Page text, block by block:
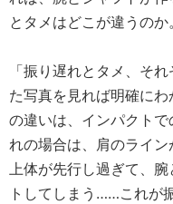
とタメはどこが違うのか。
「振り遅れとタメ、そ
た写真を見れば明確に
の違いは、インパクトで
れの場合は、肩のライ
上体が先行し過ぎて、
トしてしまう……これが